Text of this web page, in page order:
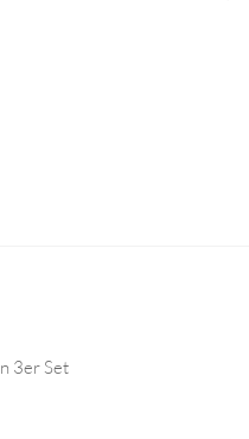
3er Set